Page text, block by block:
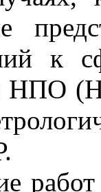
к
НПО